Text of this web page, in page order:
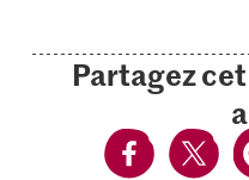
Partagez